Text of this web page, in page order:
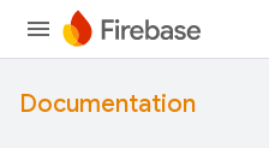
Documentation